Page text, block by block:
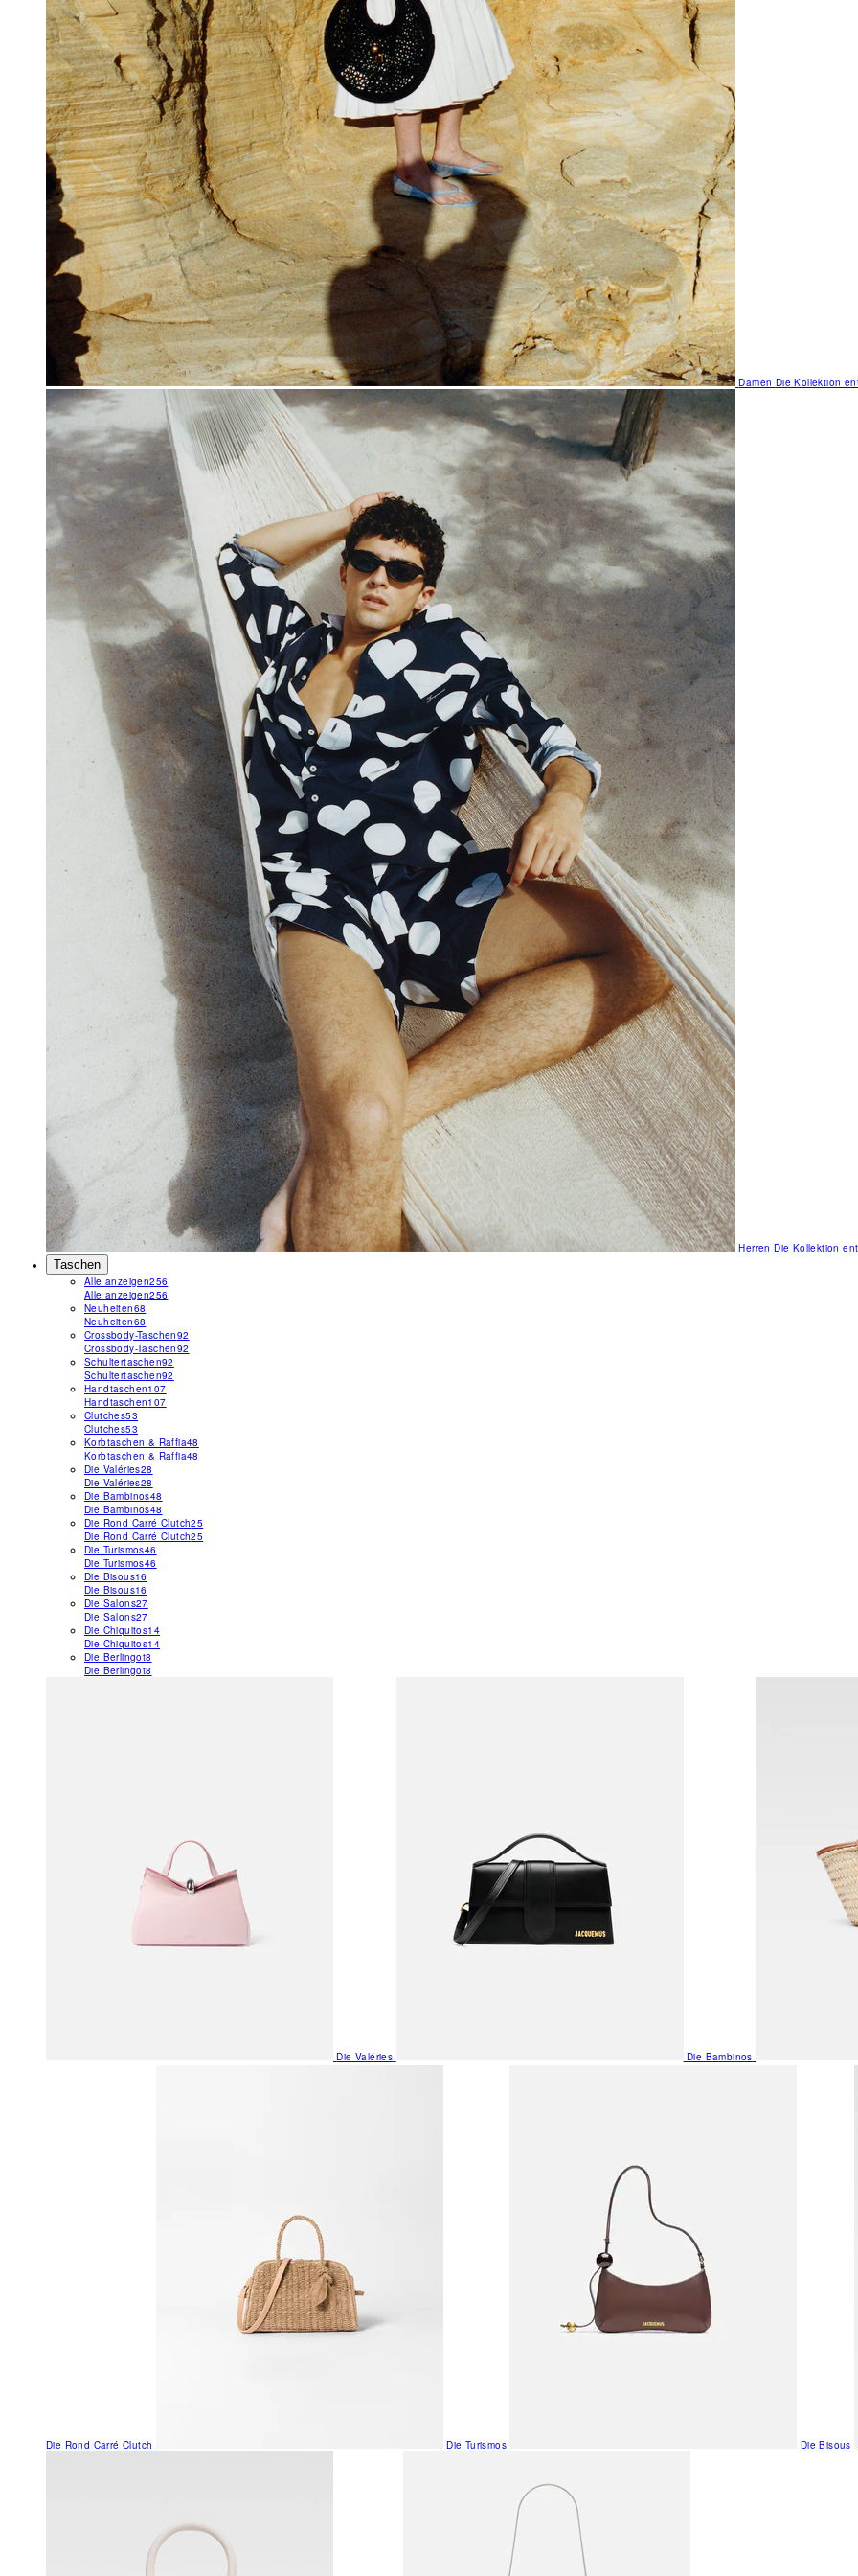
Damen Die Kollektion
HerrenDie Kollektion
Taschen
Alle anzeigen256
Alle anzeigen256
Neuheiten68
Neuheiten68
Crossbody-Taschen92
Crossbody-Taschen92
Schultertaschen92
Schultertaschen92
Handtaschen107
Handtaschen107
Clutches53
Clutches53
Korbtaschen & Raffia48
Korbtaschen & Raffia48
Die Valéries28
Die Valéries28
Die Bambinos48
Die Bambinos48
Die Rond Carré Clutch25
Die Rond Carré Clutch25
Die Turismos46
Die Turismos46
Die Bisous16
Die Bisous16
Die Salons27
Die Salons27
Die Chiquitos14
Die Chiquitos14
Die Berlingot8
Die Berlingot8
Die Valéries Die Bambinos
Die Rond Carré Clutch Die Turismos Die Bisous